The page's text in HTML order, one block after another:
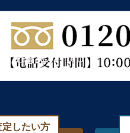
したい方